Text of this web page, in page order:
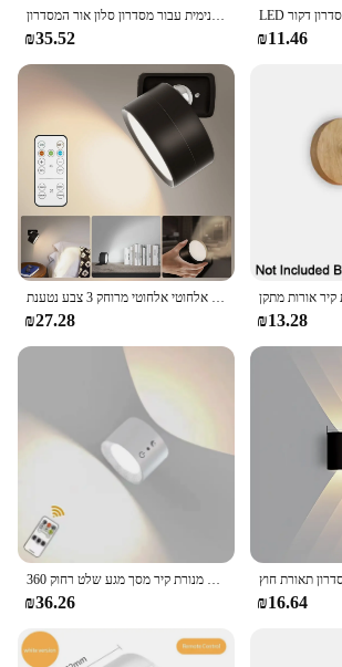
קיר מנורת קיר מודרני מנצנץ קו נחושת צינור אהיל תאורה פנימית עבור מסדרון סלון אור המסדרון
₪35.52 ₪11.46
אורות רכוב קיר עם קיר מגנטי אלחוטי אלחוטי מרוחק 3 צבע נטענת USB נטענת עבור מיטת שינה אור
₪27.28 ₪13.28
₪36.26 ₪16.64